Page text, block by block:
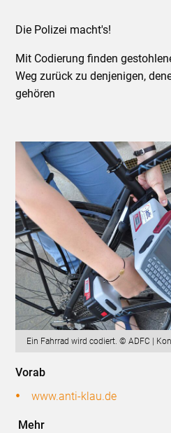
Die Polizei macht's!
Mit Codierung finden
Weg zurück zu denjenigen,
gehören
Ein Fahrrad wird codiert. © ADFC |
Vorab
www.anti-klau.de
Mehr